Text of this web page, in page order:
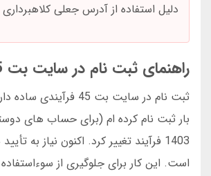
دلیل استفاده از آدرس جعلی
راهنمای ثبت نام در سایت بت 45
بار ثبت نام کرده ام (برای حساب های
1403 فرآیند تغییر کرد. اکنون نیاز به
است. این کار برای جلوگیری از